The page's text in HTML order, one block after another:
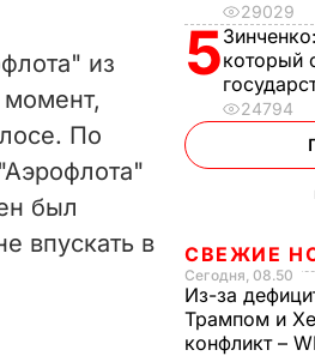
из
По
был
впускать в
29029
5Зинченко:
который
24794
СВЕЖИЕ
Сегодня, 08.50
Из-за
Трампом и
конфликт –